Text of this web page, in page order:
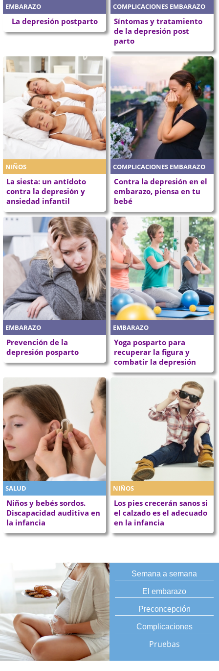
EMBARAZO
La depresión postparto
COMPLICACIONES EMBARAZO
Síntomas y tratamiento
de la depresión post
parto
NIÑOS
La siesta: un antídoto
contra la depresión y
ansiedad infantil
COMPLICACIONES EMBARAZO
Contra la depresión en el
embarazo, piensa en tu
bebé
EMBARAZO
Prevención de la
depresión posparto
EMBARAZO
Yoga posparto para
recuperar la figura y
combatir la depresión
SALUD
Niños y bebés sordos.
Discapacidad auditiva en
la infancia
NIÑOS
Los pies crecerán sanos si
el calzado es el adecuado
en la infancia
Semana a semana
El embarazo
Preconcepción
Complicaciones
Pruebas